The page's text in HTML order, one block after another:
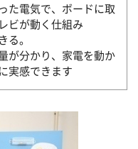
た電気で、ボードに取
ビが動く仕組み
る。
が分かり、家電を動か
実感できます